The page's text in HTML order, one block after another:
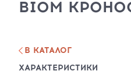
ЛИНОЛЕУМ
КОМПЛЕКТУЮЩИЕ
СОПУТСТВУЮЩИЕ
О
BIOM
В КАТАЛОГ
ХАРАКТЕРИСТИКИ